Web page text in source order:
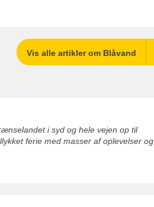
Vis alle artikler om Blåvand
i syd og hele vejen op til
ferie med masser af oplevelser og